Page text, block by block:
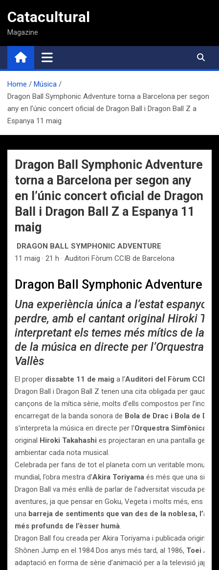
contenido
Catacultural
Magazine
Home
Música
Dragon Ball Symphonic Adventure torna a Barcelona per segon
any en l’únic concert oficial de Dragon Ball i Dragon Ball Z a
Espanya 11 maig
Dragon Ball Symphonic Adventure
torna a Barcelona per segon any
en l’únic concert oficial de Dragon
Ball i Dragon Ball Z a Espanya 11
maig
DRAGON BALL SYMPHONIC ADVENTURE
11 maig · 21 h · Auditori Fòrum CCIB de Barcelona
Dragon Ball Symphonic Adventure
Una experiència única a l’estat espanyol
perdre, amb el cantant original Hiroki
interpretant els temes més mítics de la
de la música en directe per l’Orquestra
Vallès
El proper dissabte 11 de maig a l’Auditori del Fòrum CCIB
Dragon Ball i Dragon Ball Z tenen una cita obligada per gaudir
cançons de la mítica sèrie, molts d’ells compostos per
encarregat de la banda sonora de Bola de Drac i Bola de
s’interpreta la música en directe per l’Orquestra Simfònica
original Hiroki Takahashi es projectaran en una pantalla
ambientar cada nota musical.
Celebrada per fans de tot el planeta com un veritable
mundial, l’obra mestra d’Akira Toriyama és més que una
Dragon Ball va més enllà de parlar de l’adversitat viscuda pels
aventures, ja que pensar en Goku, Vegeta i molts més, ens
una barreja de sentiments que van des de la noblesa,
més profunds de l’èsser humà.
Dragon Ball fou creada per Akira Toriyama i publicada
Shônen Jump en el 1984 Dos anys més tard, al 1986, Toei
adaptació en forma de sèrie d’animació per a la televisió